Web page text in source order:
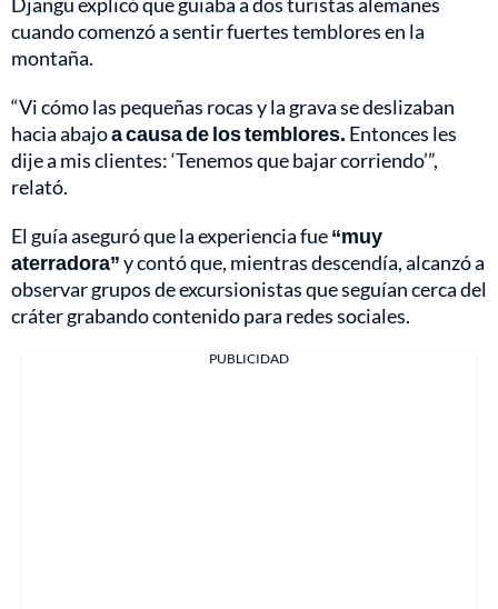
cuando comenzó a sentir fuertes temblores en la
montaña.
“Vi cómo las pequeñas rocas y la grava se deslizaban
hacia abajoa causa de los temblores. Entonces les
dije a mis clientes: ‘Tenemos que bajar corriendo’”,
relató.
El guía aseguró que la experiencia fue“muy
aterradora”y contó que, mientras descendía, alcanzó a
observar grupos de excursionistas que seguían cerca del
cráter grabando contenido para redes sociales.
PUBLICIDAD